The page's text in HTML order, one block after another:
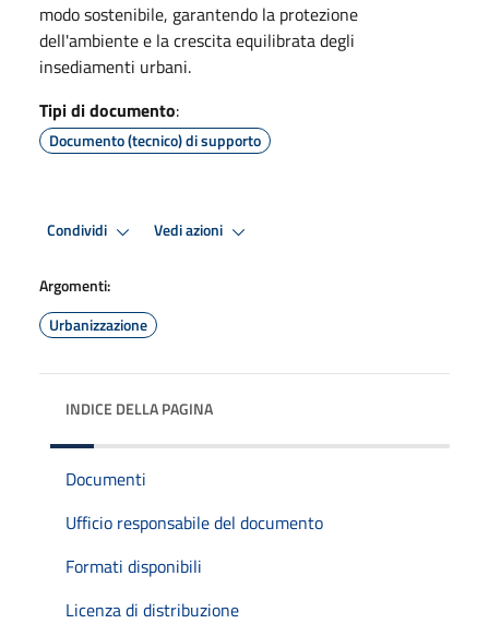
modo sostenibile, garantendo la protezione
dell'ambiente e la crescita equilibrata degli
insediamenti urbani.
Tipi di documento:
Documento (tecnico) di supporto
Condividi Vedi azioni
Argomenti:
Urbanizzazione
INDICE DELLA PAGINA
Documenti
Ufficio responsabile del documento
Formati disponibili
Licenza di distribuzione